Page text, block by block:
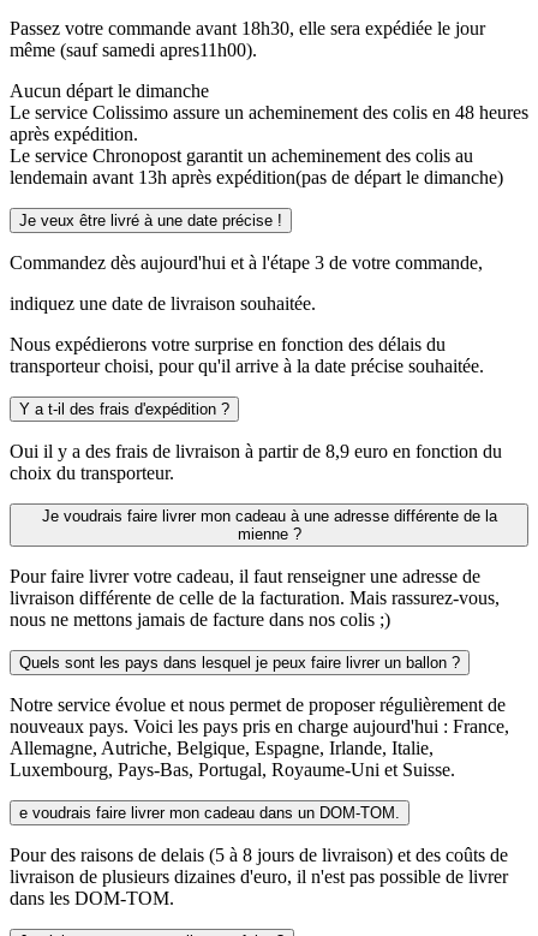
Passez votre commande avant 18h30, elle sera expédiée le jour
même (sauf samedi apres11h00).
Aucun départ le dimanche
Le service Colissimo assure un acheminement des colis en 48 heures
après expédition.
Le service Chronopost garantit un acheminement des colis au
lendemain avant 13h après expédition(pas de départ le dimanche)
Je veux être livré à une date précise !
Commandez dès aujourd'hui et à l'étape 3 de votre commande,
indiquez une date de livraison souhaitée.
Nous expédierons votre surprise en fonction des délais du
transporteur choisi, pour qu'il arrive à la date précise souhaitée.
Y a t-il des frais d'expédition ?
Oui il y a des frais de livraison à partir de 8,9 euro en fonction du
choix du transporteur.
Je voudrais faire livrer mon cadeau à une adresse différente de la
mienne ?
Pour faire livrer votre cadeau, il faut renseigner une adresse de
livraison différente de celle de la facturation. Mais rassurez-vous,
nous ne mettons jamais de facture dans nos colis ;)
Quels sont les pays dans lesquel je peux faire livrer un ballon ?
Notre service évolue et nous permet de proposer régulièrement de
nouveaux pays. Voici les pays pris en charge aujourd'hui : France,
Allemagne, Autriche, Belgique, Espagne, Irlande, Italie,
Luxembourg, Pays-Bas, Portugal, Royaume-Uni et Suisse.
e voudrais faire livrer mon cadeau dans un DOM-TOM.
Pour des raisons de delais (5 à 8 jours de livraison) et des coûts de
livraison de plusieurs dizaines d'euro, il n'est pas possible de livrer
dans les DOM-TOM.